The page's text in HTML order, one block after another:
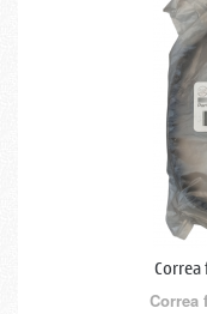
Correa